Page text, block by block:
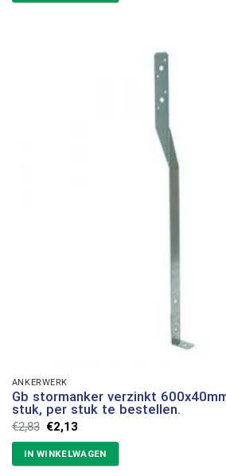
ANKERWERK
Gb stormanker verzinkt
stuk, per stuk te bestellen.
€2,83 Oorspronkelijke
prijs
was:
€2,83.
€2,13Huidige
is:
€2,13.
IN WINKELWAGEN